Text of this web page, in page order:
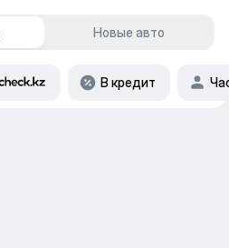
Новые авто
В кредит